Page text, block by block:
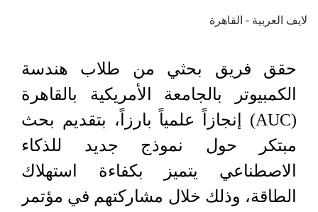
لايف العربية - القاهرة
حقق فريق بحثي من طلاب هندسة
الكمبيوتر بالجامعة الأمريكية بالقاهرة
(AUC) إنجازاً علمياً بارزاً، بتقديم بحث
مبتكر حول نموذج جديد للذكاء
الاصطناعي يتميز بكفاءة استهلاك
الطاقة، وذلك خلال مشاركتهم في مؤتمر